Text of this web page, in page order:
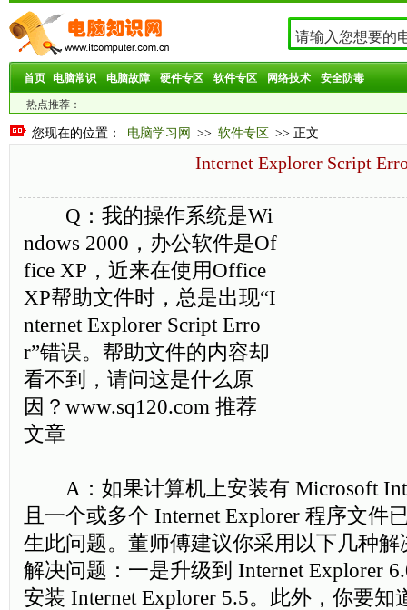
首页 电脑常识 电脑故障 硬件专区 软件专区 网络技术 安全防毒
热点推荐：
您现在的位置： 电脑学习网 >> 软件专区 >> 正文
Internet Explorer Script
Q：我的操作系统是Wi
ndows 2000，办公软件是Of
fice XP，近来在使用Office
XP帮助文件时，总是出现“I
nternet Explorer Script Erro
r”错误。帮助文件的内容却
看不到，请问这是什么原
因？www.sq120.com 推荐
文章
A：如果计算机上安装有 Microsoft
且一个或多个 Internet Explorer 程序文件
生此问题。董师傅建议你采用以下几种
解决问题：一是升级到 Internet Explorer
安装 Internet Explorer 5.5。此外，你要知